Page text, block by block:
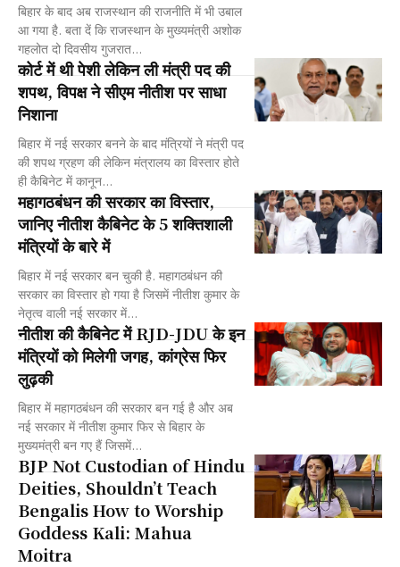
बिहार के बाद अब राजस्थान की राजनीति में भी उबाल
आ गया है. बता दें कि राजस्थान के मुख्यमंत्री अशोक
गहलोत दो दिवसीय गुजरात...
कोर्ट में थी पेशी लेकिन ली मंत्री पद की
शपथ, विपक्ष ने सीएम नीतीश पर साधा
निशाना
बिहार में नई सरकार बनने के बाद मंत्रियों ने मंत्री पद
की शपथ ग्रहण की लेकिन मंत्रालय का विस्तार होते
ही कैबिनेट में कानून...
महागठबंधन की सरकार का विस्तार,
जानिए नीतीश कैबिनेट के 5 शक्तिशाली
मंत्रियों के बारे में
बिहार में नई सरकार बन चुकी है. महागठबंधन की
सरकार का विस्तार हो गया है जिसमें नीतीश कुमार के
नेतृत्व वाली नई सरकार में...
नीतीश की कैबिनेट में RJD-JDU के इन
मंत्रियों को मिलेगी जगह, कांग्रेस फिर
लुढ़की
बिहार में महागठबंधन की सरकार बन गई है और अब
नई सरकार में नीतीश कुमार फिर से बिहार के
मुख्यमंत्री बन गए हैं जिसमें...
BJP Not Custodian of Hindu
Deities, Shouldn’t Teach
Bengalis How to Worship
Goddess Kali: Mahua
Moitra